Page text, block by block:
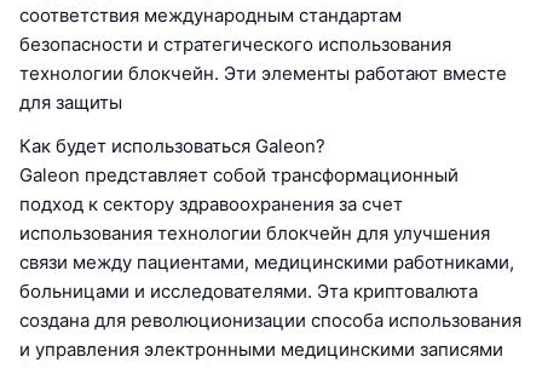
соответствия международным стандартам
безопасности и стратегического использования
технологии блокчейн. Эти элементы работают вместе
для защиты
Как будет использоваться Galeon?
Galeon представляет собой трансформационный
подход к сектору здравоохранения за счет
использования технологии блокчейн для улучшения
связи между пациентами, медицинскими работниками,
больницами и исследователями. Эта криптовалюта
создана для революционизации способа использования
и управления электронными медицинскими записями